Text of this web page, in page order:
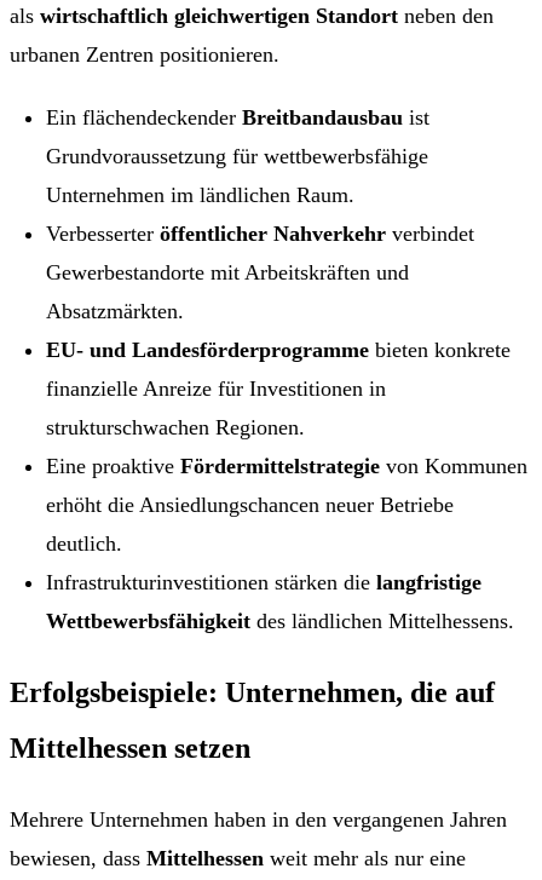
als wirtschaftlich gleichwertigen Standort neben den
urbanen Zentren positionieren.
Ein flächendeckender Breitbandausbau ist
Grundvoraussetzung für wettbewerbsfähige
Unternehmen im ländlichen Raum.
Verbesserter öffentlicher Nahverkehr verbindet
Gewerbestandorte mit Arbeitskräften und
Absatzmärkten.
EU- und Landesförderprogramme bieten konkrete
finanzielle Anreize für Investitionen in
strukturschwachen Regionen.
Eine proaktive Fördermittelstrategie von Kommunen
erhöht die Ansiedlungschancen neuer Betriebe
deutlich.
Infrastrukturinvestitionen stärken die langfristige
Wettbewerbsfähigkeit des ländlichen Mittelhessens.
Erfolgsbeispiele: Unternehmen, die auf
Mittelhessen setzen
Mehrere Unternehmen haben in den vergangenen Jahren
bewiesen, dass Mittelhessen weit mehr als nur eine